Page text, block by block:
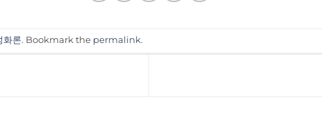
화론. Bookmark the permalink.